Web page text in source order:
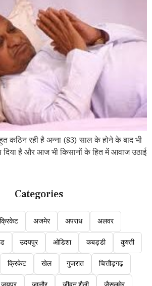
कठिन रही है अन्ना (83) साल के होने के बाद भी
दिया है और आज भी किसानों के हित में आवाज उठाई
Categories
अजमेर अपराध अलवर
उदयपुर ओडिशा कबड्डी कुश्ती
क्रिकेट खेल गुजरात चित्तौड़गढ़